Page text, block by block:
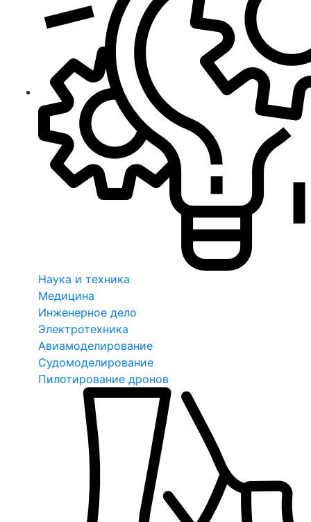
Наука и техника
Медицина
Инженерное дело
Электротехника
Авиамоделирование
Судомоделирование
Пилотирование дронов